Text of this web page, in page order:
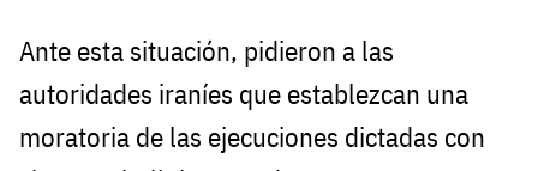
Ante esta situación, pidieron a las
autoridades iraníes que establezcan una
moratoria de las ejecuciones dictadas con